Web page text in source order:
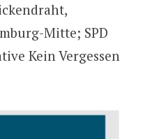
Mitte; SPD
Kein Vergessen